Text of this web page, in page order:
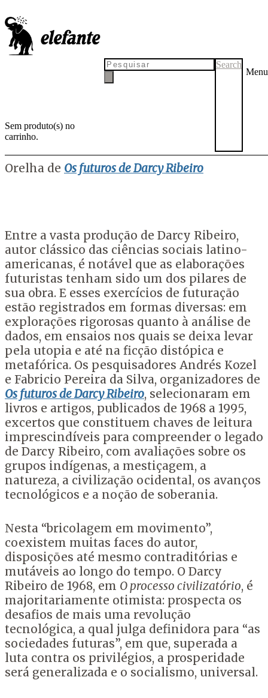
Sem produto(s) no
carrinho.
Search
Menu
"Uma era de fome e
estupidificação"
Orelha de Os futuros de Darcy Ribeiro
Entre a vasta produção de Darcy Ribeiro,
autor clássico das ciências sociais latino-
americanas, é notável que as elaborações
futuristas tenham sido um dos pilares de
sua obra. E esses exercícios de futuração
estão registrados em formas diversas: em
explorações rigorosas quanto à análise de
dados, em ensaios nos quais se deixa levar
pela utopia e até na ficção distópica e
metafórica. Os pesquisadores Andrés Kozel
e Fabricio Pereira da Silva, organizadores de
Os futuros de Darcy Ribeiro, selecionaram em
livros e artigos, publicados de 1968 a 1995,
excertos que constituem chaves de leitura
imprescindíveis para compreender o legado
de Darcy Ribeiro, com avaliações sobre os
grupos indígenas, a mestiçagem, a
natureza, a civilização ocidental, os avanços
tecnológicos e a noção de soberania.
Nesta “bricolagem em movimento”,
coexistem muitas faces do autor,
disposições até mesmo contraditórias e
mutáveis ao longo do tempo. O Darcy
Ribeiro de 1968, em O processo civilizatório, é
majoritariamente otimista: prospecta os
desafios de mais uma revolução
tecnológica, a qual julga definidora para “as
sociedades futuras”, em que, superada a
luta contra os privilégios, a prosperidade
será generalizada e o socialismo, universal.